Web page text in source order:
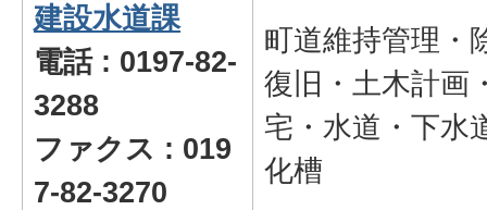
建設水道課
電話 : 0197-82-
3288
ファクス : 019
7-82-3270
町道維持管理・
復旧・土木計画
宅・水道・下水
化槽